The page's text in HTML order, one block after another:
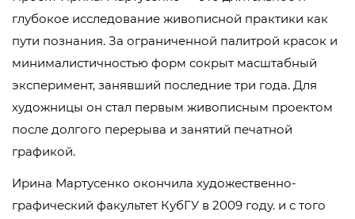
глубокое исследование живописной практики как
пути познания. За ограниченной палитрой красок и
минималистичностью форм сокрыт масштабный
эксперимент, занявший последние три года. Для
художницы он стал первым живописным проектом
после долгого перерыва и занятий печатной
графикой.
Ирина Мартусенко окончила художественно-
графический факультет КубГУ в 2009 году. и с того